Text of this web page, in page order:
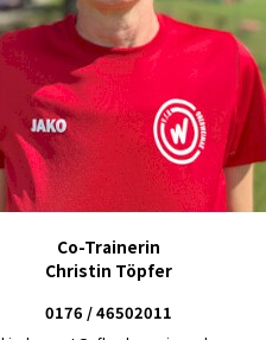
Co-Trainerin
Christin Töpfer
0176 / 46502011